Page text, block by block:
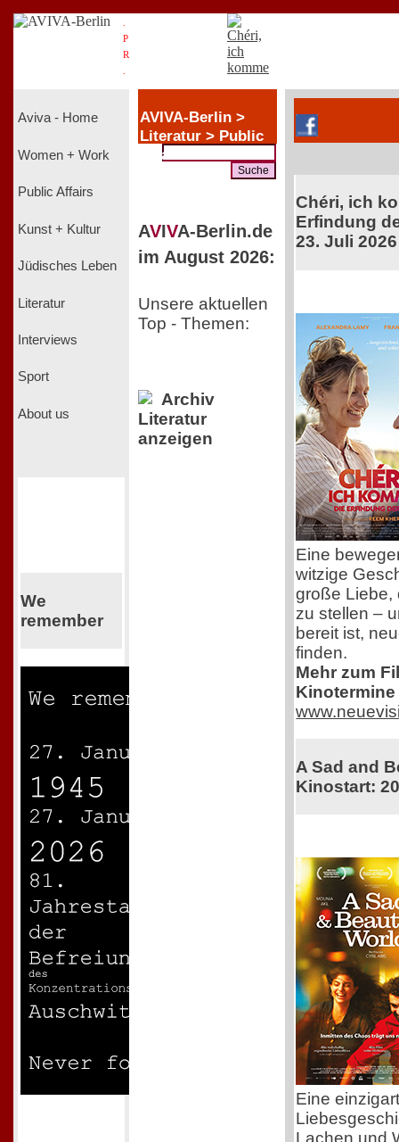
P
R
Aviva - Home
Women + Work
Public Affairs
Kunst + Kultur
Jüdisches Leben
Literatur
Interviews
Sport
About us
We
remember
AVIVA-Berlin >
Literatur > Public
Affairs
AVIVA-Berlin.de
im August 2026:
Unsere aktuellen
Top - Themen:
Archiv
Literatur
anzeigen
Chéri, ich
Erfindung
23. Juli 2026
Eine
witzige
große Liebe,
zu stellen –
bereit ist,
finden.
Mehr zum
A Sad and
Kinostart:
Eine
Lachen und